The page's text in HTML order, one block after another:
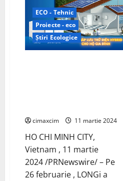
ECO - Tehnic
Proiecte - eco
Știri Ecologice
cimaxcim 11 martie 2024
HO CHI MINH CITY,
Vietnam , 11 martie
2024 /PRNewswire/ – Pe
26 februarie , LONGi a